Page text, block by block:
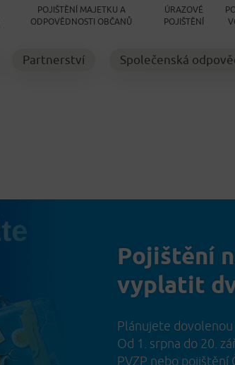
POJIŠTĚNÍ MAJETKU A
ODPOVĚDNOSTI OBČANŮ
ÚRAZOVÉ
POJIŠTĚNÍ
Partnerství Společenská
Pojištění
vyplatit
Plánujete
Od 1. srpna do 20.
PVZP nebo pojištění